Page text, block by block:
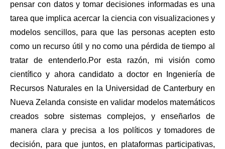
pensar con datos y tomar decisiones informadas es una
tarea que implica acercar la ciencia con visualizaciones y
modelos sencillos, para que las personas acepten esto
como un recurso útil y no como una pérdida de tiempo al
tratar de entenderlo.Por esta razón, mi visión como
científico y ahora candidato a doctor en Ingeniería de
Recursos Naturales en la Universidad de Canterbury en
Nueva Zelanda consiste en validar modelos matemáticos
creados sobre sistemas complejos, y enseñarlos de
manera clara y precisa a los políticos y tomadores de
decisión, para que juntos, en plataformas participativas,